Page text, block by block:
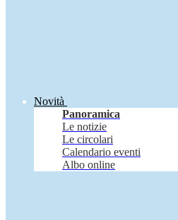
Novità
Panoramica
Le notizie
Le circolari
Calendario eventi
Albo online